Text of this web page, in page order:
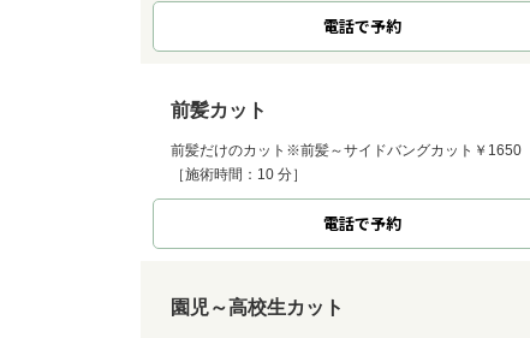
電話で予約
前髪カット
前髪だけのカット※前髪～サイドバングカット￥1650
［施術時間：10 分］
電話で予約
園児～高校生カット